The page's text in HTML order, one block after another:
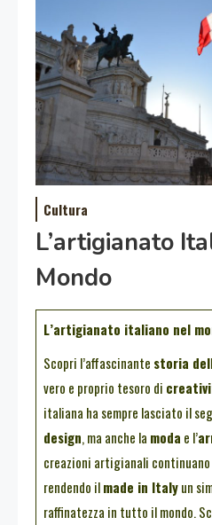
Cultura
L’artigianato
Mondo
L’artigianato italiano nel
Scopri l’affascinante storia
vero e proprio tesoro di
italiana ha sempre lasciato il
design, ma anche la moda e l’
creazioni artigianali
rendendo ilmade in Italyun
raffinatezza in tutto il mondo.